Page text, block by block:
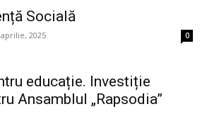
Socială
2025 0
educație. Investiție
Ansamblul „Rapsodia”